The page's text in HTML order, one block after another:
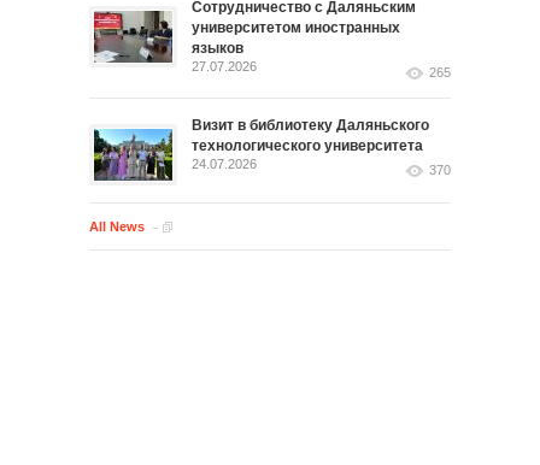
Сотрудничество с Даляньским
университетом иностранных
языков
27.07.2026 265
Визит в библиотеку Даляньского
технологического университета
24.07.2026 370
All News